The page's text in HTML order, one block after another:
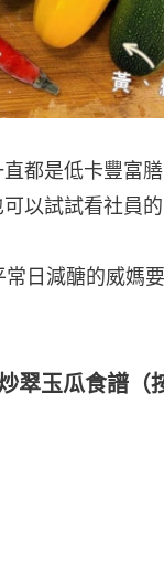
都是低卡豐富
以試試看社員
常日減醣的威媽
玉瓜食譜（按